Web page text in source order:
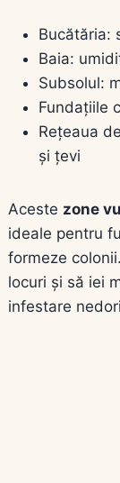
Bucătăria:
Baia:
Subsolul:
Fundațiile
Rețeaua
și țevi
Aceste zone
ideale pentru
formeze
locuri și să iei
infestare